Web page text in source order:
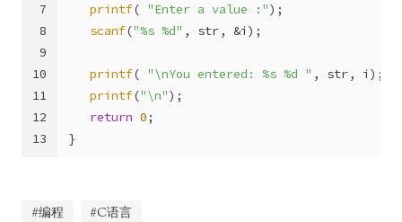
7
8
9
10
11
12
13
printf( "Enter a value :");
scanf("%s %d" , str, &i);
printf( "\nYou entered: %s %d " , str, i);
printf("\n");
return 0;
}
#编程 #C语言